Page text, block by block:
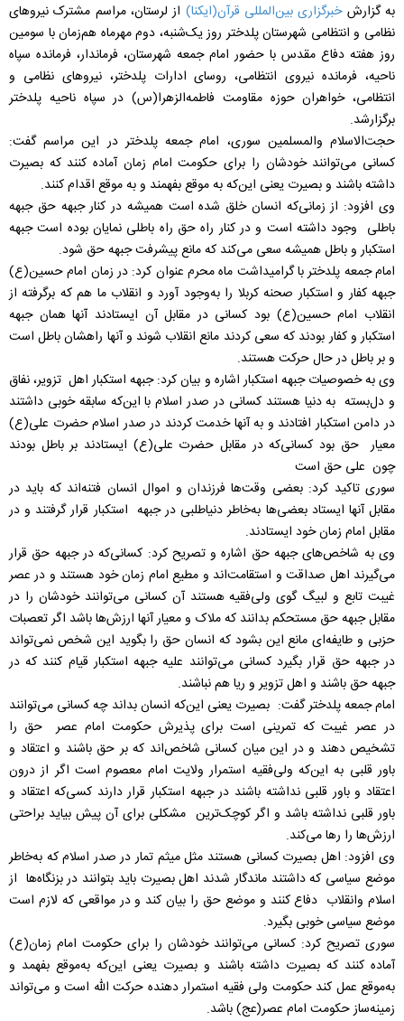
به گزارشخبرگزاری بین‌المللی قرآن(ایکنا) از لرستان، مراسم مشترک نیروهای
نظامی و انتظامی شهرستان پلدختر روز یک‌شنبه، دوم مهرماه هم‌زمان با سومین
روز هفته دفاع مقدس با حضور امام جمعه شهرستان، فرماندار، فرمانده سپاه
ناحیه، فرمانده نیروی انتظامی، روسای ادارات پلدختر، نیروهای نظامی و
انتظامی، خواهران حوزه مقاومت فاطمه‌الزهرا(س) در سپاه ناحیه پلدختر
برگزارشد.
حجت‌الاسلام والمسلمین سوری، امام جمعه پلدختر در این مراسم گفت:
کسانی می‌توانند خودشان را برای حکومت امام زمان آماده کنند که بصیرت
داشته باشند و بصیرت یعنی این‌که به موقع بفهمند و به موقع اقدام کنند.
وی افزود: از زمانی‌که انسان خلق شده است همیشه در کنار جبهه حق جبهه
باطلی وجود داشته است و در کنار راه حق راه باطلی نمایان بوده است جبهه
استکبار و باطل همیشه سعی می‌کند که مانع پیشرفت جبهه حق شود.
امام جمعه پلدختر با گرامیداشت ماه محرم عنوان کرد: در زمان امام حسین(ع)
جبهه کفار و استکبار صحنه کربلا را به‌وجود آورد و انقلاب ما هم که برگرفته از
انقلاب امام حسین(ع) بود کسانی در مقابل آن ایستادند آنها همان جبهه
استکبار و کفار بودند که سعی کردند مانع انقلاب شوند و آنها راهشان باطل است
و بر باطل در حال حرکت هستند.
وی به خصوصیات جبهه استکبار اشاره و بیان کرد: جبهه استکبار اهل تزویر، نفاق
و دل‌بسته به دنیا هستند کسانی در صدر اسلام با این‌که سابقه خوبی داشتند
در دامن استکبار افتادند و به آنها خدمت کردند در صدر اسلام حضرت علی(ع)
معیار حق بود کسانی‌که در مقابل حضرت علی(ع) ایستادند بر باطل بودند
چون علی حق است
سوری تاکید کرد: بعضی وقت‌ها فرزندان و اموال انسان فتنه‌اند که باید در
مقابل آنها ایستاد بعضی‌ها به‌خاطر دنیاطلبی در جبهه استکبار قرار گرفتند و در
مقابل امام زمان خود ایستادند.
وی به شاخص‌های جبهه حق اشاره و تصریح کرد: کسانی‌که در جبهه حق قرار
می‌گیرند اهل صداقت و استقامت‌اند و مطیع امام زمان خود هستند و در عصر
غیبت تابع و لبیگ ‌گوی ولی‌فقیه هستند آن کسانی می‌توانند خودشان را در
مقابل جبهه حق مستحکم بدانند که ملاک و معیار آنها ارزش‌ها باشد اگر تعصبات
حزبی و طایفه‌ای مانع این بشود که انسان حق را بگوید این شخص نمی‌تواند
در جبهه حق قرار بگیرد کسانی می‌توانند علیه جبهه استکبار قیام کنند که در
جبهه حق باشند و اهل تزویر و ریا هم نباشند.
امام جمعه پلدختر گفت: بصیرت یعنی این‌که انسان بداند چه کسانی می‌توانند
در عصر غیبت که تمرینی است برای پذیرش حکومت امام عصر حق را
تشخیص دهند و در این میان کسانی شاخص‌اند که بر حق باشند و اعتقاد و
باور قلبی به این‌که ولی‌فقیه استمرار ولایت امام معصوم است اگر از درون
اعتقاد و باور قلبی نداشته باشند در جبهه استکبار قرار دارند کسی‌که اعتقاد و
باور قلبی نداشته باشد و اگر کوچک‌ترین مشکلی برای آن پیش بیاید براحتی
ارزش‌ها را رها می‌کند.
وی افزود: اهل بصیرت کسانی هستند مثل میثم تمار در صدر اسلام که به‌خاطر
موضع سیاسی که داشتند ماندگار شدند اهل بصیرت باید بتوانند در بزنگاه‌ها از
اسلام وانقلاب دفاع کنند و موضع حق را بیان کند و در مواقعی که لازم است
موضع سیاسی خوبی بگیرد.
سوری تصریح کرد: کسانی می‌توانند خودشان را برای حکومت امام زمان(ع)
آماده کنند که بصیرت داشته باشند و بصیرت یعنی این‌که به‌موقع بفهمد و
به‌موقع عمل کند حکومت ولی فقیه استمرار دهنده حرکت الله است و می‌تواند
زمینه‌ساز حکومت امام عصر(عج) باشد.